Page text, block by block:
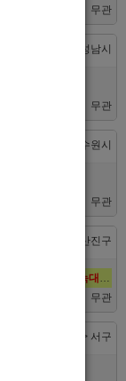
무관
경기 > 성남시
다.
무관
경기 > 수원시
무관
부산 > 부산진구
무관
대전 > 서구